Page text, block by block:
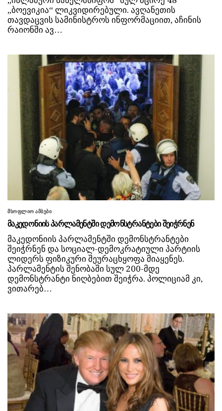
„ბოევიკია“ ლიკვიდირებული. ავღანეთის
თავდაცვის სამინისტროს ინფორმაციით, აჩინის
რაიონში ავ…
მსოფლიო ამბები
მაკედონიის პარლამენტში დემონსტრანტები შეიჭრნენ
მაკედონიის პარლამენტში დემონსტრანტები
შეიჭრნენ და სოციალ-დემოკრატიული პარტიის
ლიდერს ფიზიკური შეურაცხყოფა მიაყენეს.
პარლამენტის შენობაში სულ 200-მდე
დემონსტრანტი ნიღბებით შეიჭრა. პოლიციამ კი,
ვითარებ…